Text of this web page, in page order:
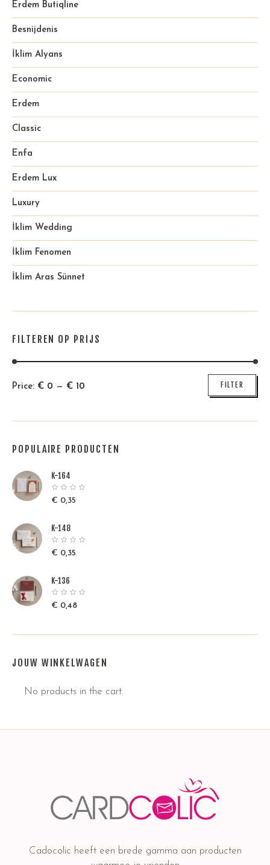
Erdem Butiqline
Besnijdenis
İklim Alyans
Economic
Erdem
Classic
Enfa
Erdem Lux
Luxury
İklim Wedding
İklim Fenomen
İklim Aras Sünnet
FILTEREN OP PRIJS
Min
Max
FILTER
Price: € 0 — € 10
POPULAIRE PRODUCTEN
K-164
€ 0,35
K-148
€ 0,35
K-136
€ 0,48
JOUW WINKELWAGEN
No products in the cart.
Cadocolic heeft een brede gamma aan producten